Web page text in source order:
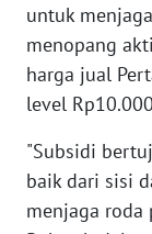
untuk
menopang
harga jual
level
"Subsidi
baik dari sisi
menjaga roda
SIBER
REDAKSI
KARIR